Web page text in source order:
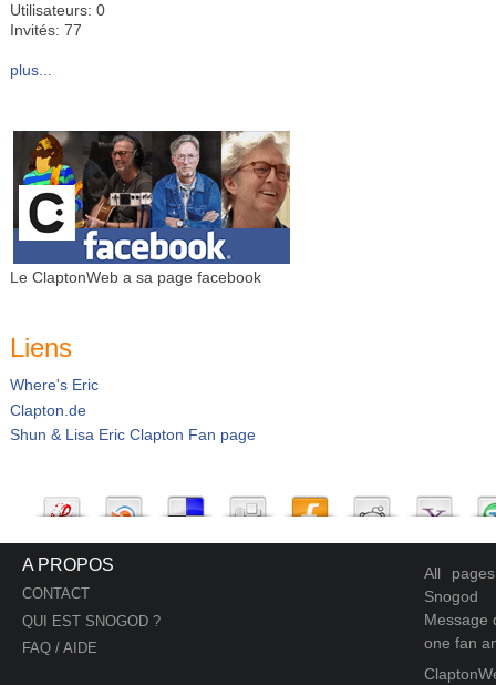
Utilisateurs: 0
Invités: 77
plus...
Le ClaptonWeb a sa page facebook
Liens
Where's Eric
Clapton.de
Shun & Lisa Eric Clapton Fan page
A PROPOS
CONTACT
QUI EST SNOGOD ?
FAQ / AIDE
All
Snogod
Message
one fan